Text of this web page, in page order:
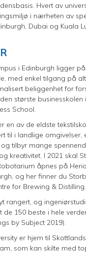
Hvert av
i nærheten av
Dubai og Kuala
i Edinburgh ligger
med enkel tilgang på
beliggenhet for
største businesskolen
School.
en av de eldste
til i landlige omgivelser,
tilbyr mange
kreativitet. I 2021 skal
åpnes på
og her finner du
for Brewing & Distilling.
rangert, og
de 150 beste i hele
by Subject 2019).
er hjem til
som kan skilte med